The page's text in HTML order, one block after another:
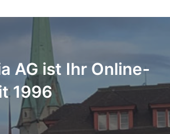
AG ist Ihr Online-
1996